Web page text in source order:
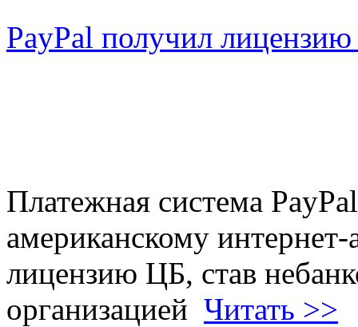
PayPal получил
Платежная система
американскому
лицензию ЦБ, став
организацией Читать >>